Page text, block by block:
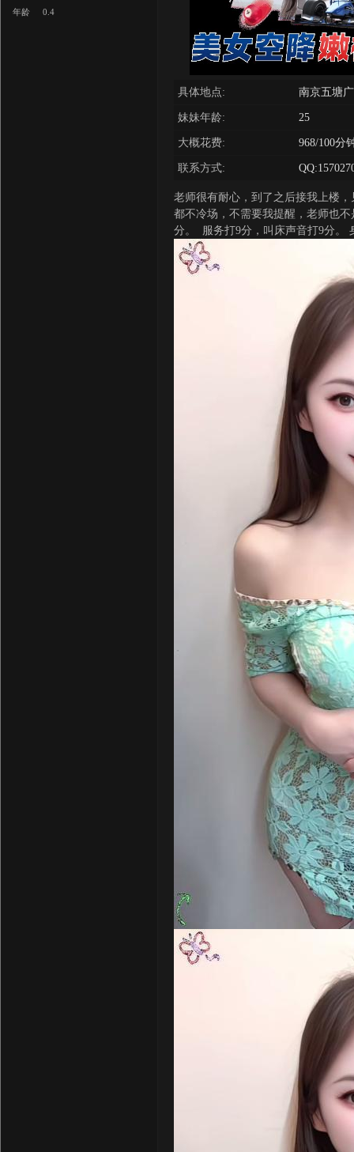
年龄
0.4
具体地点: 南京五塘
妹妹年龄: 25
大概花费: 968/100分
联系方式:
老师很有耐心，到了之后接我上楼
都不冷场，不需要我提醒，老师也
分。 服务打9分，叫床声音打9分。